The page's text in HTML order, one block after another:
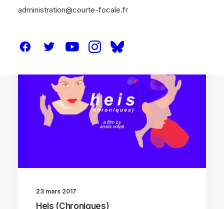
administration@courte-focale.fr
23 mars 2017
Heis (Chroniques)